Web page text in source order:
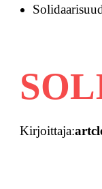
Kirjoittaja: